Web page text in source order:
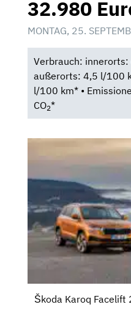
32.980
MONTAG, 25.
Verbrauch:
außerorts: 4,5 l/100
l/100 km* •
CO2*
Škoda Karoq